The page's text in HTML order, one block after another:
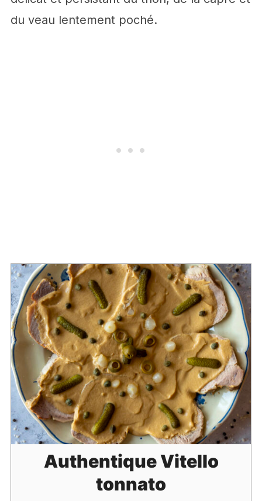
du veau lentement poché.
Authentique Vitello
tonnato